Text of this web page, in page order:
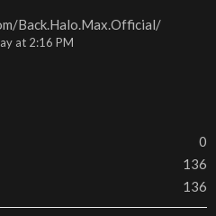
Back.Halo.Max.Official/
at 2:16 PM
0
136
136